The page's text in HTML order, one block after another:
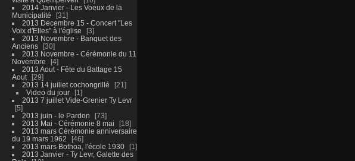
2014 Janvier - Les Voeux de la
Municipalité
31
2013 Decembre 15 - Concert "Les
Voix d'Elles" à l'église
3
2013 Novembre - Banquet des
Anciens
30
2013 Novembre - Cérémonie du 11
Novembre
4
2013 Aout - Fête du Battage 15
Aout
29
2013 14 juillet cochongrillé
21
Video du jour
1
2013 7 juillet Vide-Grenier Ty Levr
5
2013 juin - le Pardon
73
2013 Mai - Cérémonie 8 mai
18
2013 mars Cérémonie anniversaire
du 19 mars 1962
46
2013 mars Bothoa, l'école 1930
1
2013 Janvier - Ty Levr, Galette des